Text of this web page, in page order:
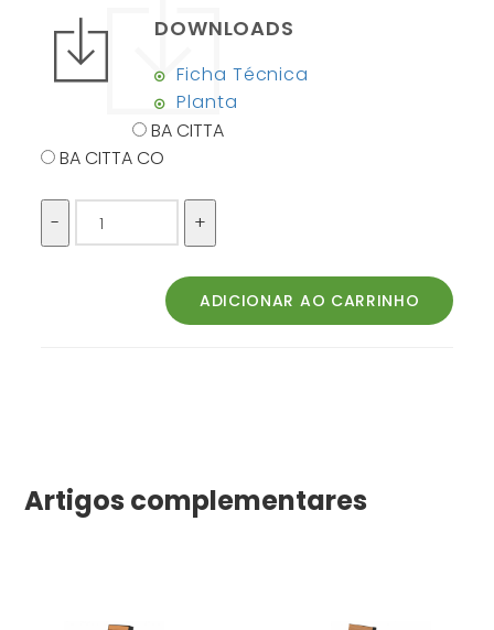
DOWNLOADS
Ficha Técnica
Planta
BA CITTA
BA CITTA CO
Artigos complementares